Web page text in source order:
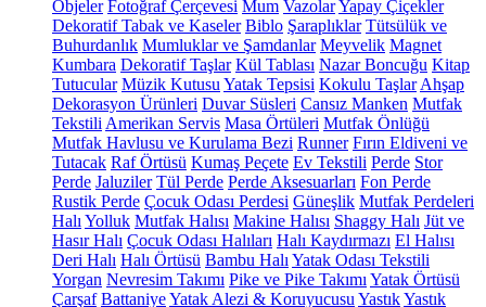
Objeler Fotoğraf Çerçevesi Mum VazolarYapay Çiçekler
Dekoratif Tabak ve Kaseler Biblo Şaraplıklar Tütsülük ve
Buhurdanlık Mumluklar ve Şamdanlar Meyvelik Magnet
Kumbara Dekoratif Taşlar Kül Tablası Nazar Boncuğu Kitap
Tutucular Müzik Kutusu Yatak Tepsisi Kokulu Taşlar Ahşap
Dekorasyon Ürünleri Duvar Süsleri Cansız Manken Mutfak
Tekstili Amerikan Servis Masa Örtüleri Mutfak Önlüğü
Mutfak Havlusu ve Kurulama Bezi Runner Fırın Eldiveni ve
Tutacak Raf Örtüsü Kumaş Peçete Ev Tekstili Perde Stor
Perde Jaluziler Tül Perde Perde Aksesuarları Fon Perde
Rustik Perde Çocuk Odası Perdesi Güneşlik Mutfak Perdeleri
Halı Yolluk Mutfak Halısı Makine Halısı Shaggy Halı Jüt ve
Hasır Halı Çocuk Odası Halıları Halı Kaydırmazı El Halısı
Deri Halı Halı Örtüsü Bambu Halı Yatak Odası Tekstili
Yorgan Nevresim Takımı Pike ve Pike Takımı Yatak Örtüsü
Çarşaf BattaniyeYatak Alezi & Koruyucusu YastıkYastık